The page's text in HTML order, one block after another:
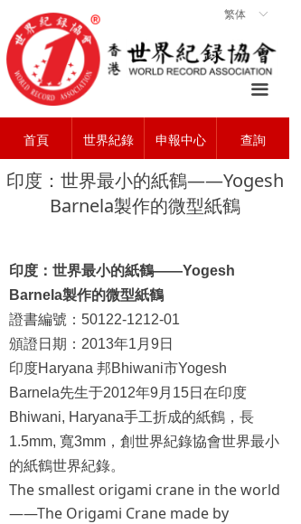
首頁 世界紀錄 申報中心 查詢
ꀅ
繁体
끀
ꀇ 首頁
ꄃ 關於協會
ꁡ 世界紀錄
ꄠ 查詢中心
ꂐ 申報中心
ꁘ 聯系我們
印度：世界最小的紙鶴——Yogesh
Barnela製作的微型紙鶴
印度：世界最小的紙鶴——Yogesh
Barnela製作的微型紙鶴
證書編號： 50122-1212-01
頒證日期： 2013年1 月 9 日
印度Haryana 邦Bhiwani市Yogesh
Barnela先生于2012年9 月 15日在印度
Bhiwani, Haryana手工折成的紙鶴，長
1.5mm, 寬3mm ，創世界紀錄協會世界最小
的紙鶴世界紀錄。
The smallest origami crane in the world
——The Origami Crane made by